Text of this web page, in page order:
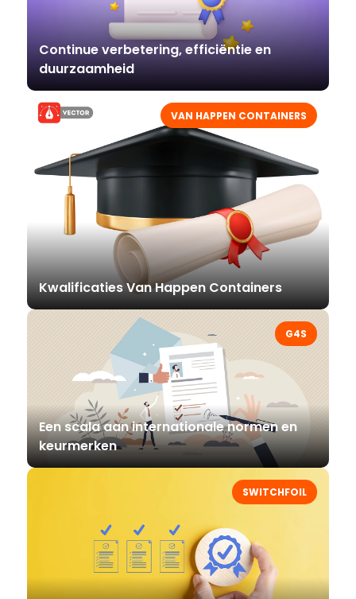
Continue verbetering, efficiëntie en
duurzaamheid
VAN HAPPEN CONTAINERS
Kwalificaties Van Happen Containers
G4S
Een scala aan internationale normen en
keurmerken
SWITCHFOIL